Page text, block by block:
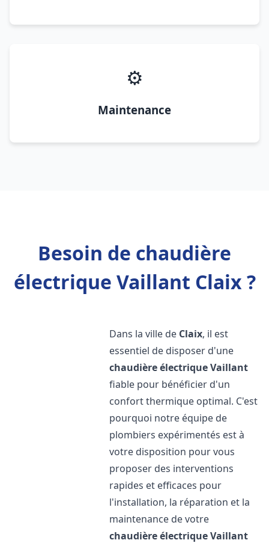
⚙️
Maintenance
Besoin de chaudière
électrique Vaillant Claix ?
Dans la ville de Claix, il est
essentiel de disposer d'une
chaudière électrique Vaillant
fiable pour bénéficier d'un
confort thermique optimal. C'est
pourquoi notre équipe de
plombiers expérimentés est à
votre disposition pour vous
proposer des interventions
rapides et efficaces pour
l'installation, la réparation et la
maintenance de votre
chaudière électrique Vaillant